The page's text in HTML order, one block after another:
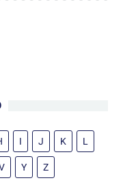
I J K L
Y Z